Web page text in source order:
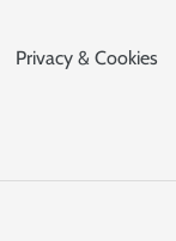
Privacy & Cookies